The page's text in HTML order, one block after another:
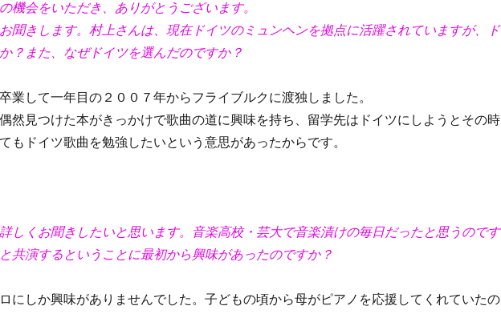
会をいただき、ありがとうございます。
聞きします。村上さんは、現在ドイツのミュンヘンを拠点に活躍されていますが、ド
？また、なぜドイツを選んだのですか？
業して一年目の２００７年からフライブルクに渡独しました。
然見つけた本がきっかけで歌曲の道に興味を持ち、留学先はドイツにしようとその時
もドイツ歌曲を勉強したいという意思があったからです。
くお聞きしたいと思います。音楽高校・芸大で音楽漬けの毎日だったと思うのです
共演するということに最初から興味があったのですか？
にしか興味がありませんでした。子どもの頃から母がピアノを応援してくれていたの